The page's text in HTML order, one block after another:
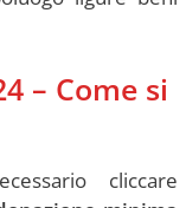
– Come si
cliccare